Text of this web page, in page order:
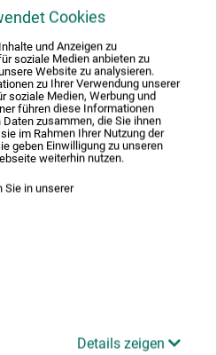
Cookies
und Anzeigen zu
soziale Medien anbieten zu
Website zu analysieren.
zu Ihrer Verwendung unserer
soziale Medien, Werbung und
führen diese Informationen
zusammen, die Sie ihnen
im Rahmen Ihrer Nutzung der
geben Einwilligung zu unseren
weiterhin nutzen.
Sie in unserer
Details zeigen
für 20
in Acryl
Bildern: Wagen Sie
Spachtel und Pinsel und
Anke Ryba anleiten!
Farbkombinationen
Menge künstlerische
zu Farben, Material und
Praktisch und inspirierend: 20
inklusive Tipps vom Profi.
cm, geb., dt., EMF 2022